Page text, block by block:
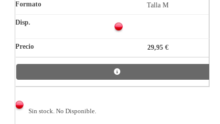
Talla M
29,95 €
Sin stock. No Disponible.